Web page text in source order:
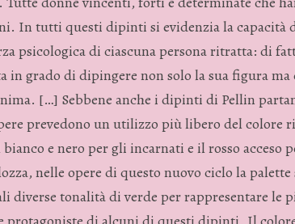
In tutti questi dipinti si evidenzia la capacità
psicologica di ciascuna persona ritratta: di
in grado di dipingere non solo la sua figura ma
[…] Sebbene anche i dipinti di Pellin
prevedono un utilizzo più libero del colore
e nero per gli incarnati e il rosso acceso
nelle opere di questo nuovo ciclo la
diverse tonalità di verde per rappresentare le